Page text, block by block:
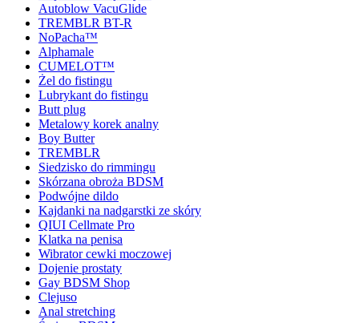
Autoblow VacuGlide
TREMBLR BT-R
NoPacha™
Alphamale
CUMELOT™
Żel do fistingu
Lubrykant do fistingu
Butt plug
Metalowy korek analny
Boy Butter
TREMBLR
Siedzisko do rimmingu
Skórzana obroża BDSM
Podwójne dildo
Kajdanki na nadgarstki ze skóry
QIUI Cellmate Pro
Klatka na penisa
Wibrator cewki moczowej
Dojenie prostaty
Gay BDSM Shop
Clejuso
Anal stretching